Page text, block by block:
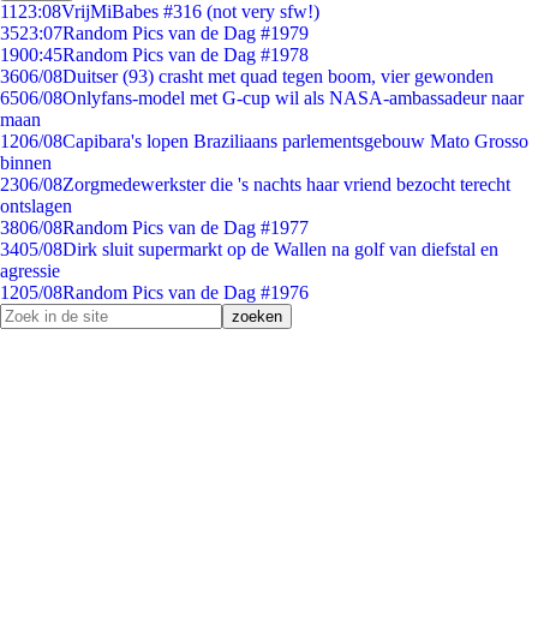
11 23:08VrijMiBabes #316 (not very sfw!)
3523:07Random Pics van de Dag #1979
1900:45Random Pics van de Dag #1978
3606/08Duitser (93) crasht met quad tegen boom, vier gewonden
6506/08Onlyfans-model met G-cup wil als NASA-ambassadeur naar
maan
1206/08Capibara's lopen Braziliaans parlementsgebouw Mato Grosso
binnen
2306/08Zorgmedewerkster die 's nachts haar vriend bezocht terecht
ontslagen
3806/08Random Pics van de Dag #1977
3405/08Dirk sluit supermarkt op de Wallen na golf van diefstal en
agressie
1205/08Random Pics van de Dag #1976